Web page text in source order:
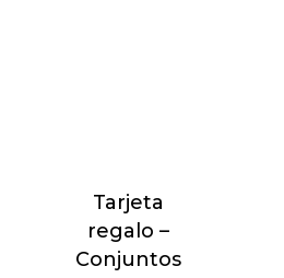
Tarjeta
regalo –
Conjuntos